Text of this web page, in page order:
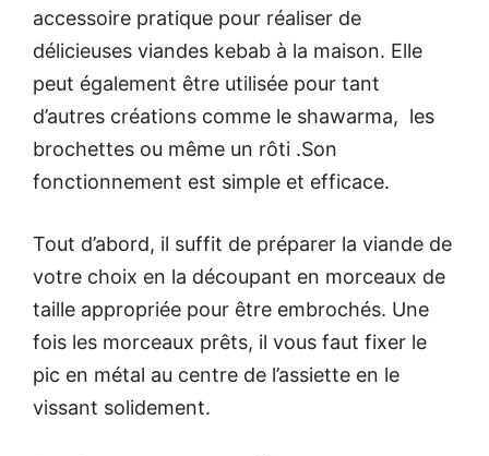
accessoire pratique pour réaliser de
délicieuses viandes kebab à la maison. Elle
peut également être utilisée pour tant
d’autres créations comme le shawarma, les
brochettes ou même un rôti .Son
fonctionnement est simple et efficace.
Tout d’abord, il suffit de préparer la viande de
votre choix en la découpant en morceaux de
taille appropriée pour être embrochés. Une
fois les morceaux prêts, il vous faut fixer le
pic en métal au centre de l’assiette en le
vissant solidement.